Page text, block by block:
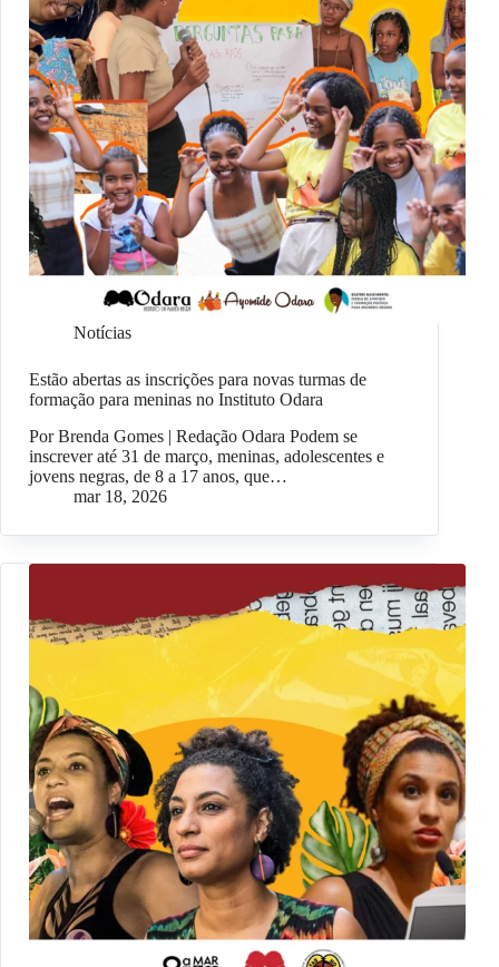
Notícias
Estão abertas as inscrições para novas turmas de
formação para meninas no Instituto Odara
Por Brenda Gomes | Redação Odara Podem se
inscrever até 31 de março, meninas, adolescentes e
jovens negras, de 8 a 17 anos, que…
mar 18, 2026